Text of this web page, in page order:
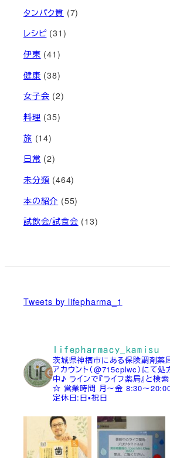
タンパク質 (7)
レシピ(31)
伊東 (41)
健康 (38)
女子会 (2)
料理 (35)
旅 (14)
日常 (2)
未分類 (464)
本の紹介 (55)
試飲会/試食会 (13)
Tweets by lifepharma_1
lifepharmacy_kamisu
茨城県神栖市にある保険調剤薬
アカウント（@715cplwc）にて
中♪ ラインで『ライフ薬局』と検
☆ 営業時間 月～金 8:30～
定休日:日▪祝日